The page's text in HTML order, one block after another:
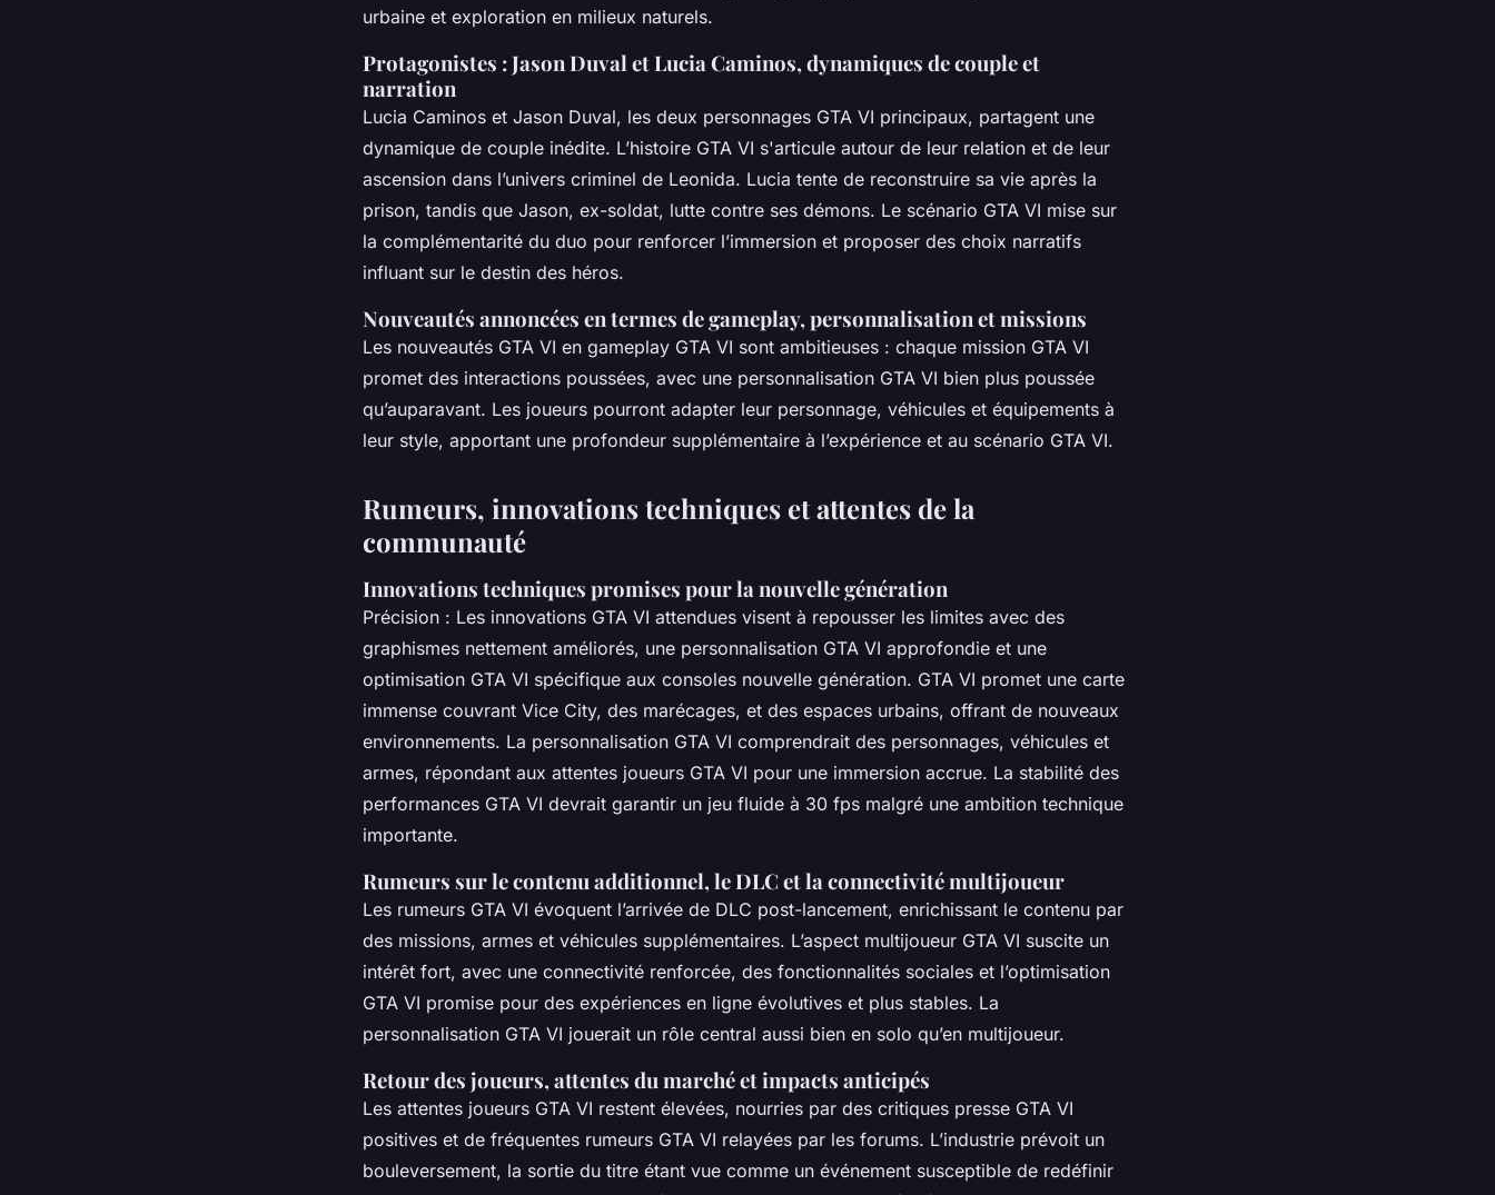
urbaine et exploration en milieux naturels.
Protagonistes : Jason Duval et Lucia Caminos, dynamiques de couple et
narration
Lucia Caminos et Jason Duval, les deux personnages GTA VI principaux, partagent une
dynamique de couple inédite. L’histoire GTA VI s'articule autour de leur relation et de leur
ascension dans l’univers criminel de Leonida. Lucia tente de reconstruire sa vie après la
prison, tandis que Jason, ex-soldat, lutte contre ses démons. Le scénario GTA VI mise sur
la complémentarité du duo pour renforcer l’immersion et proposer des choix narratifs
influant sur le destin des héros.
Nouveautés annoncées en termes de gameplay, personnalisation et missions
Les nouveautés GTA VI en gameplay GTA VI sont ambitieuses : chaque mission GTA VI
promet des interactions poussées, avec une personnalisation GTA VI bien plus poussée
qu’auparavant. Les joueurs pourront adapter leur personnage, véhicules et équipements à
leur style, apportant une profondeur supplémentaire à l’expérience et au scénario GTA VI.
Rumeurs, innovations techniques et attentes de la
communauté
Innovations techniques promises pour la nouvelle génération
Précision : Les innovations GTA VI attendues visent à repousser les limites avec des
graphismes nettement améliorés, une personnalisation GTA VI approfondie et une
optimisation GTA VI spécifique aux consoles nouvelle génération. GTA VI promet une carte
immense couvrant Vice City, des marécages, et des espaces urbains, offrant de nouveaux
environnements. La personnalisation GTA VI comprendrait des personnages, véhicules et
armes, répondant aux attentes joueurs GTA VI pour une immersion accrue. La stabilité des
performances GTA VI devrait garantir un jeu fluide à 30 fps malgré une ambition technique
importante.
Rumeurs sur le contenu additionnel, le DLC et la connectivité multijoueur
Les rumeurs GTA VI évoquent l’arrivée de DLC post-lancement, enrichissant le contenu par
des missions, armes et véhicules supplémentaires. L’aspect multijoueur GTA VI suscite un
intérêt fort, avec une connectivité renforcée, des fonctionnalités sociales et l’optimisation
GTA VI promise pour des expériences en ligne évolutives et plus stables. La
personnalisation GTA VI jouerait un rôle central aussi bien en solo qu’en multijoueur.
Retour des joueurs, attentes du marché et impacts anticipés
Les attentes joueurs GTA VI restent élevées, nourries par des critiques presse GTA VI
positives et de fréquentes rumeurs GTA VI relayées par les forums. L’industrie prévoit un
bouleversement, la sortie du titre étant vue comme un événement susceptible de redéfinir